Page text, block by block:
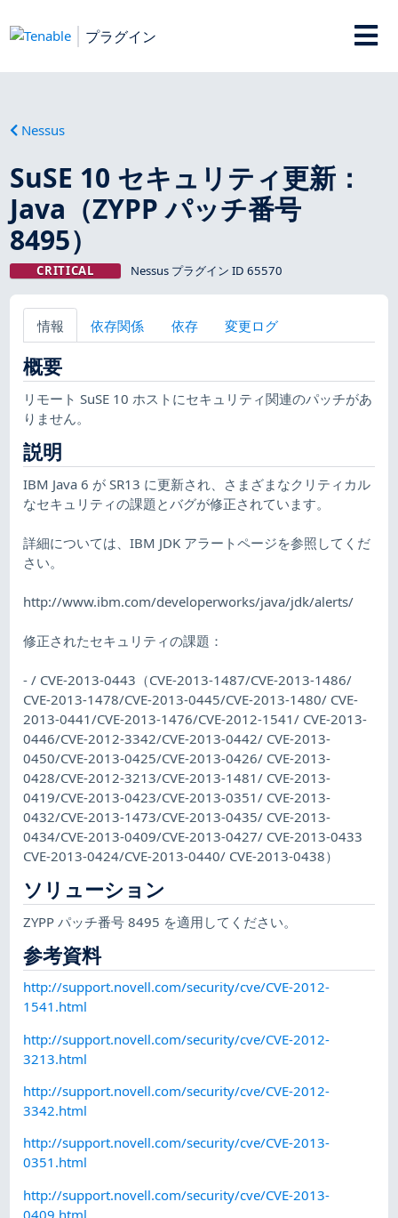
プラグイン
Nessus
SuSE 10 セキュリティ更新：
Java（ZYPP パッチ番号
8495）
CRITICAL Nessus プラグイン ID 65570
情報 依存関係 依存 変更ログ
概要
リモート SuSE 10 ホストにセキュリティ関連のパッチがあ
りません。
説明
IBM Java 6 が SR13 に更新され、さまざまなクリティカル
なセキュリティの課題とバグが修正されています。
詳細については、IBM JDK アラートページを参照してくだ
さい。
http://www.ibm.com/developerworks/java/jdk/alerts/
修正されたセキュリティの課題：
- / CVE-2013-0443（CVE-2013-1487/CVE-2013-1486/
CVE-2013-1478/CVE-2013-0445/CVE-2013-1480/ CVE-
2013-0441/CVE-2013-1476/CVE-2012-1541/ CVE-2013-
0446/CVE-2012-3342/CVE-2013-0442/ CVE-2013-
0450/CVE-2013-0425/CVE-2013-0426/ CVE-2013-
0428/CVE-2012-3213/CVE-2013-1481/ CVE-2013-
0419/CVE-2013-0423/CVE-2013-0351/ CVE-2013-
0432/CVE-2013-1473/CVE-2013-0435/ CVE-2013-
0434/CVE-2013-0409/CVE-2013-0427/ CVE-2013-0433
CVE-2013-0424/CVE-2013-0440/ CVE-2013-0438）
ソリューション
ZYPP パッチ番号 8495 を適用してください。
参考資料
http://support.novell.com/security/cve/CVE-2012-
1541.html
http://support.novell.com/security/cve/CVE-2012-
3213.html
http://support.novell.com/security/cve/CVE-2012-
3342.html
http://support.novell.com/security/cve/CVE-2013-
0351.html
http://support.novell.com/security/cve/CVE-2013-
0409.html